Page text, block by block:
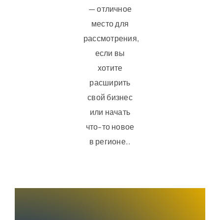
— отличное
место для
рассмотрения,
если вы
хотите
расширить
свой бизнес
или начать
что-то новое
в регионе..